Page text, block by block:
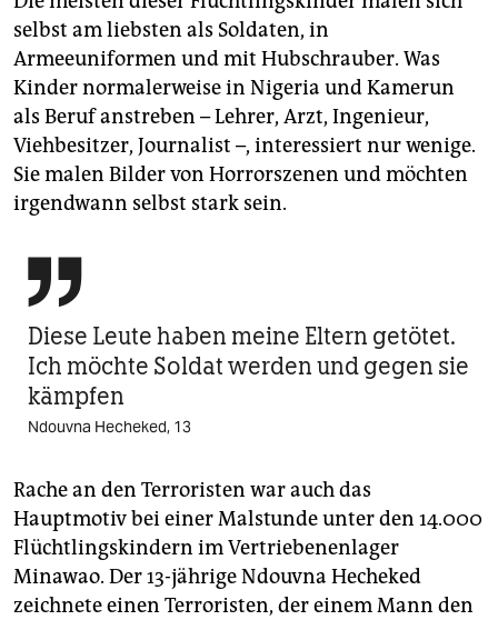
selbst am liebsten als Soldaten, in
Armeeuniformen und mit Hubschrauber. Was
Kinder normalerweise in Nigeria und Kamerun
als Beruf anstreben – Lehrer, Arzt, Ingenieur,
Viehbesitzer, Journalist –, interessiert nur wenige.
Sie malen Bilder von Horrorszenen und möchten
irgendwann selbst stark sein.

Diese Leute haben meine Eltern getötet.
Ich möchte Soldat werden und gegen sie
kämpfen
Ndouvna Hecheked, 13
Rache an den Terroristen war auch das
Hauptmotiv bei einer Malstunde unter den 14.000
Flüchtlingskindern im Vertriebenenlager
Minawao. Der 13-jährige Ndouvna Hecheked
zeichnete einen Terroristen, der einem Mann den